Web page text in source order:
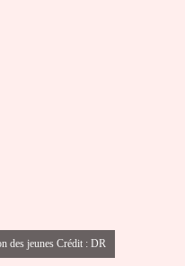
des jeunes Crédit : DR